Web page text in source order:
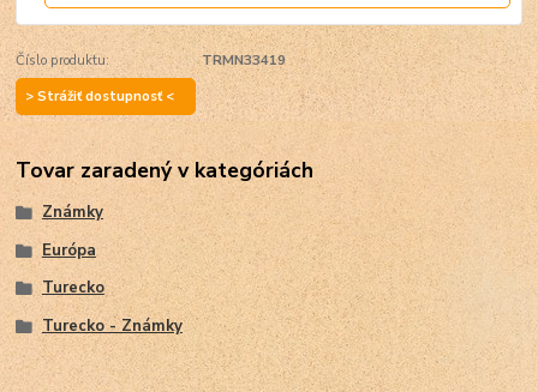
Číslo produktu:
TRMN33419
> Strážiť dostupnosť <
Tovar zaradený v kategóriách
Známky
Európa
Turecko
Turecko - Známky